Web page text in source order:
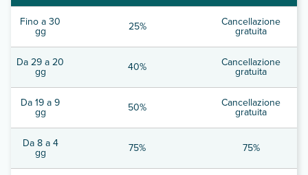
Fino a 30
gg 25% Cancellazione
gratuita
Da 29 a 20
gg 40% Cancellazione
gratuita
Da 19 a 9
gg 50% Cancellazione
gratuita
Da 8 a 4
gg 75% 75%